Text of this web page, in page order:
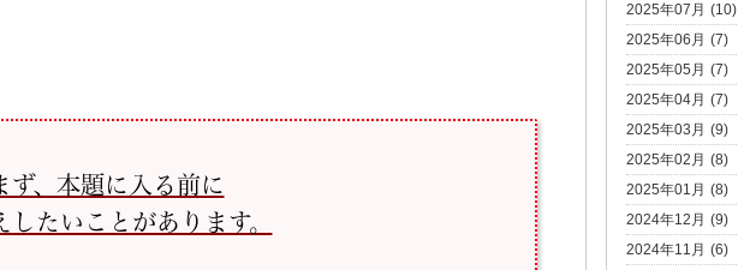
ず、本題に入る前に
したいことがあります。
2025年07月 (10)
2025年06月 (7)
2025年05月 (7)
2025年04月 (7)
2025年03月 (9)
2025年02月 (8)
2025年01月 (8)
2024年12月 (9)
2024年11月 (6)